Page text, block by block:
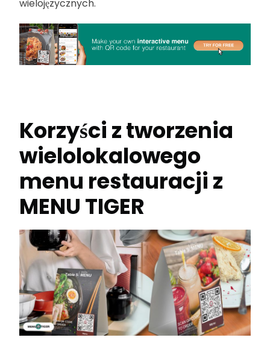
wielojęzycznych.
Korzyści z tworzenia
wielolokalowego
menu restauracji z
MENU TIGER